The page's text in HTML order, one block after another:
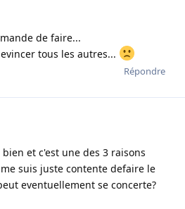
de faire...
tous les autres...
Répondre
et c'est une des 3 raisons
suis juste contente defaire le
eventuellement se concerte?